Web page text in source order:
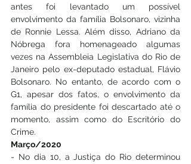
antes foi levantado um possível
envolvimento da família Bolsonaro, vizinha
de Ronnie Lessa. Além disso, Adriano da
Nóbrega fora homenageado algumas
vezes na Assembleia Legislativa do Rio de
Janeiro pelo ex-deputado estadual, Flávio
Bolsonaro. No entanto, de acordo com o
G1, apesar dos fatos, o envolvimento da
família do presidente foi descartado até o
momento, assim como do Escritório do
Crime.
Março/2020
- No dia 10, a Justiça do Rio determinou